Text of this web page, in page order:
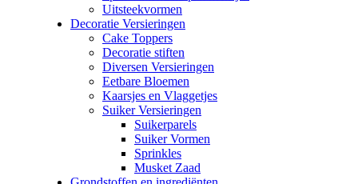
Uitsteekvormen
Decoratie Versieringen
Cake Toppers
Decoratie stiften
Diversen Versieringen
Eetbare Bloemen
Kaarsjes en Vlaggetjes
Suiker Versieringen
Suikerparels
Suiker Vormen
Sprinkles
Musket Zaad